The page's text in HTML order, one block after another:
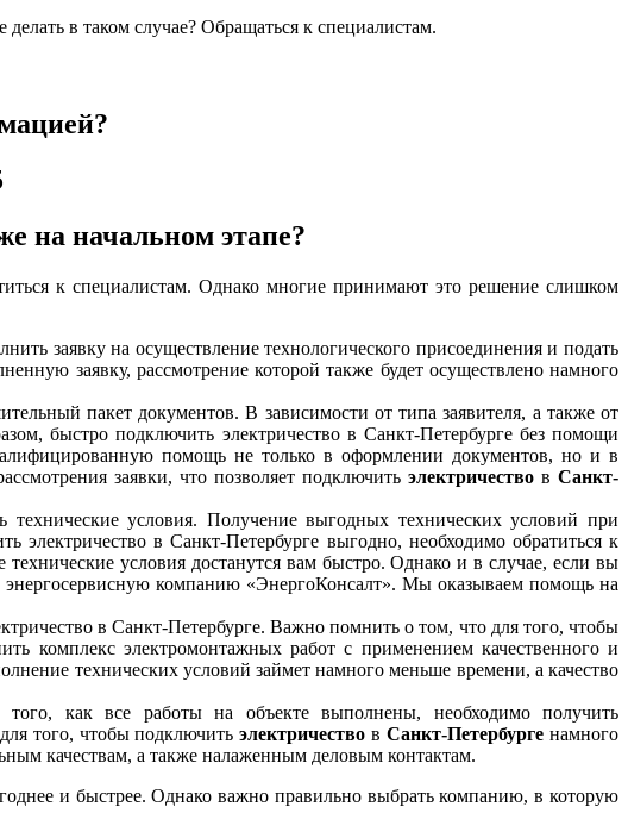
в таком случае? Обращаться к специалистам.
на начальном этапе?
к специалистам. Однако многие принимают это решение слишком
заявку на осуществление технологического присоединения и подать
заявку, рассмотрение которой также будет осуществлено намного
пакет документов. В зависимости от типа заявителя, а также от
быстро подключить электричество в Санкт-Петербурге без помощи
помощь не только в оформлении документов, но и в
заявки, что позволяет подключить электричество в Санкт-
условия. Получение выгодных технических условий при
в Санкт-Петербурге выгодно, необходимо обратиться к
условия достанутся вам быстро. Однако и в случае, если вы
компанию «ЭнергоКонсалт». Мы оказываем помощь на
в Санкт-Петербурге. Важно помнить о том, что для того, чтобы
комплекс электромонтажных работ с применением качественного и
технических условий займет намного меньше времени, а качество
того, как все работы на объекте выполнены, необходимо получить
того, чтобы подключитьэлектричество вСанкт-Петербурге намного
качествам, а также налаженным деловым контактам.
и быстрее. Однако важно правильно выбрать компанию, в которую